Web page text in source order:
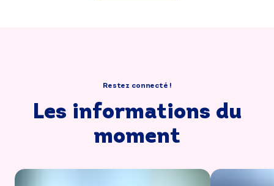
Restez connecté !
Les informations du
moment